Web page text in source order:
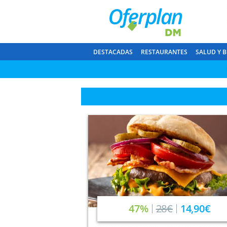
DESTACADAS RESTAURANTES SALUD Y
47% 28€ 14,90€